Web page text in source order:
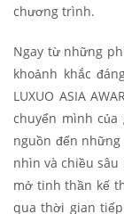
chương trình.
Ngay từ những
khoảnh khắc
LUXUO ASIA
chuyển mình
nguồn đến
nhìn và chiều
mở tinh thần kế
qua thời gian